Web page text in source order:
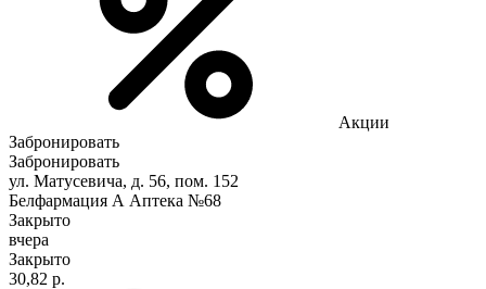
Акции
Забронировать
Забронировать
ул. Матусевича, д. 56, пом. 152
Белфармация А Аптека №68
Закрыто
вчера
Закрыто
30,82 р.